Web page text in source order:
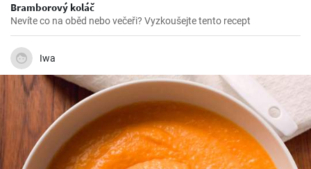
Bramborový koláč
Nevíte co na oběd nebo večeři? Vyzkoušejte tento recept
Iwa